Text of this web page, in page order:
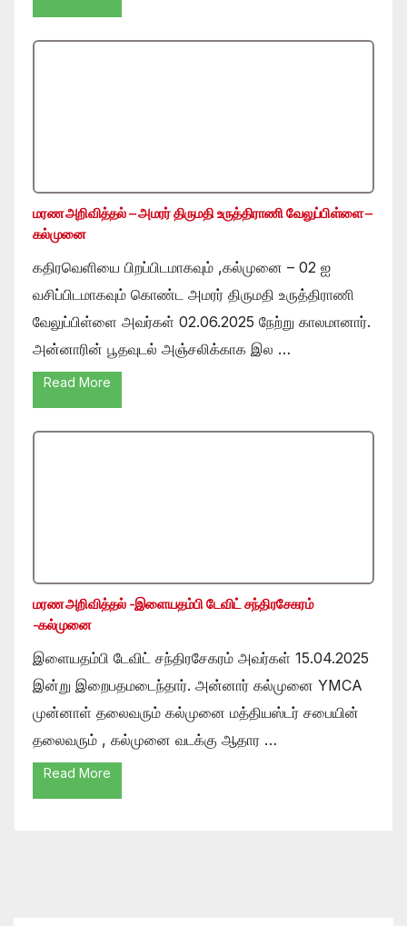
மரண அறிவித்தல் – அமரர் திருமதி உருத்திராணி வேலுப்பிள்ளை –
கல்முனை
கதிரவெளியை பிறப்பிடமாகவும் ,கல்முனை – 02 ஐ
வசிப்பிடமாகவும் கொண்ட அமரர் திருமதி உருத்திராணி
வேலுப்பிள்ளை அவர்கள் 02.06.2025 நேற்று காலமானார்.
அன்னாரின் பூதவுடல் அஞ்சலிக்காக இல …
Read More
மரண அறிவித்தல் -இளையதம்பி டேவிட் சந்திரசேகரம்
-கல்முனை
இளையதம்பி டேவிட் சந்திரசேகரம் அவர்கள் 15.04.2025
இன்று இறைபதமடைந்தார். அன்னார் கல்முனை YMCA
முன்னாள் தலைவரும் கல்முனை மத்தியஸ்டர் சபையின்
தலைவரும் , கல்முனை வடக்கு ஆதார …
Read More